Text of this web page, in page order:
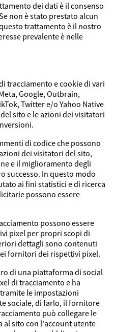
dei dati è il consenso
non è stato prestato alcun
trattamento è il nostro
prevalente è nelle
tracciamento e cookie di vari
Google, Outbrain,
Twitter e/o Yahoo Native
sito e le azioni dei visitatori
di codice che possono
dei visitatori del sito,
e il miglioramento degli
successo. In questo modo
ai fini statistici e di ricerca
possono essere
possono essere
pixel per propri scopi di
dettagli sono contenuti
fornitori dei rispettivi pixel.
di una piattaforma di social
di tracciamento e ha
le impostazioni
sociale, di farlo, il fornitore
può collegare le
al sito con l'account utente